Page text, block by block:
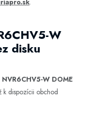
.
W
disku
W DOME
k dispozícii obchod